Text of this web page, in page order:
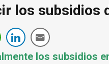
los subsidios
los subsidios